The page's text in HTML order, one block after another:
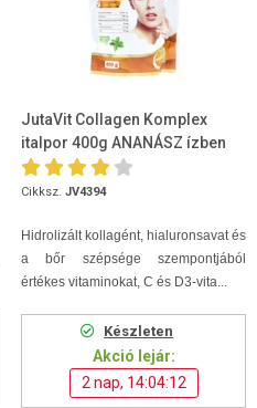
JutaVit Collagen Komplex
italpor 400g ANANÁSZ ízben
Cikksz. JV4394
Hidrolizált kollagént, hialuronsavat és
a bőr szépsége szempontjából
értékes vitaminokat, C és D3-vita...
Készleten
Akció lejár:
2 nap, 14:04:11